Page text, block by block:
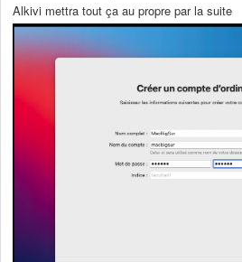
Alkivi mettra tout ça au propre par la suite